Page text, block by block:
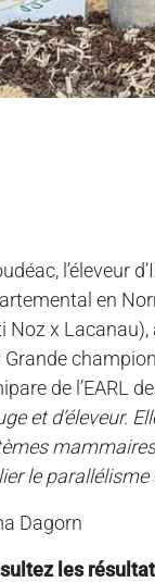
l’éleveur
en
Noz x Lacanau),
Grande
de l’EARL
et d’éleveur.
le parallélisme
Dagorn
les